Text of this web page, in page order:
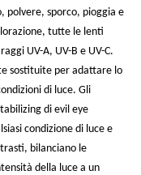
polvere, sporco, pioggia e
tutte le lenti
UV-A, UV-B e UV-C.
sostituite per adattare lo
di luce. Gli
di evil eye
condizione di luce e
bilanciano le
della luce a un